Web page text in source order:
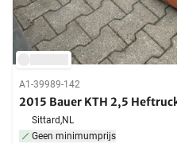
A1-39989-142
2015 Bauer KTH 2,5
Sittard,NL
Geen minimumprijs